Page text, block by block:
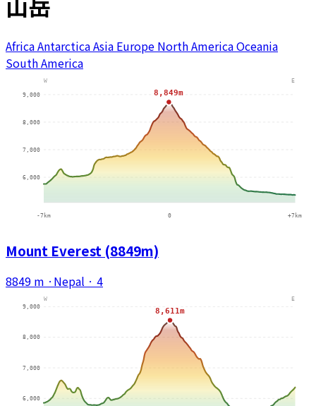
AfricaAntarcticaAsia Europe North AmericaOceania
South America
Mount Everest (8849m)
8849 m · Nepal · 4